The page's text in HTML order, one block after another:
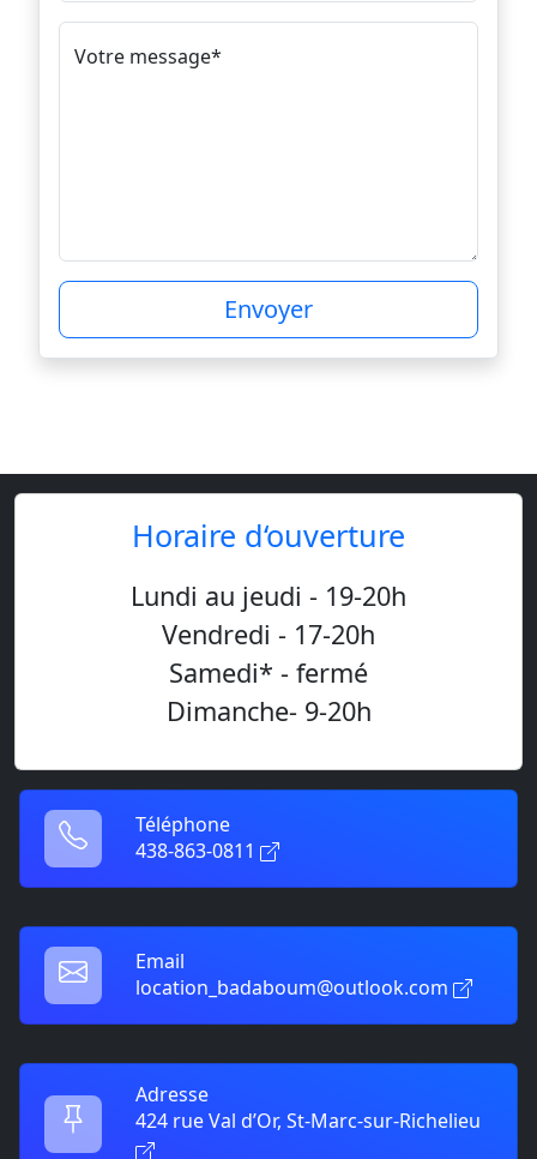
Votre message*
Envoyer
Horaire d‘ouverture
Lundi au jeudi - 19-20h
Vendredi - 17-20h
Samedi* - fermé
Dimanche- 9-20h
Téléphone
438-863-0811
Email
location_badaboum@outlook.com
Adresse
424 rue Val d’Or, St-Marc-sur-Richelieu